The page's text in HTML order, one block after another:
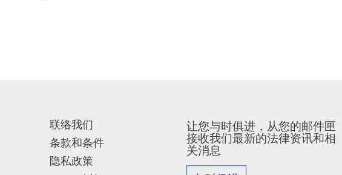
联络我们
条款和条件
隐私政策
让您与时俱进，从您的邮件匣
接收我们最新的法律资讯和相
关消息